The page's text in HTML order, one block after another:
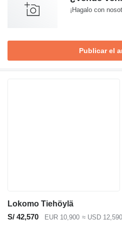
¡Hagalo con
Publicar el
Lokomo Tiehöylä
S/ 42,570
EUR 10,900 ≈ USD 12,590